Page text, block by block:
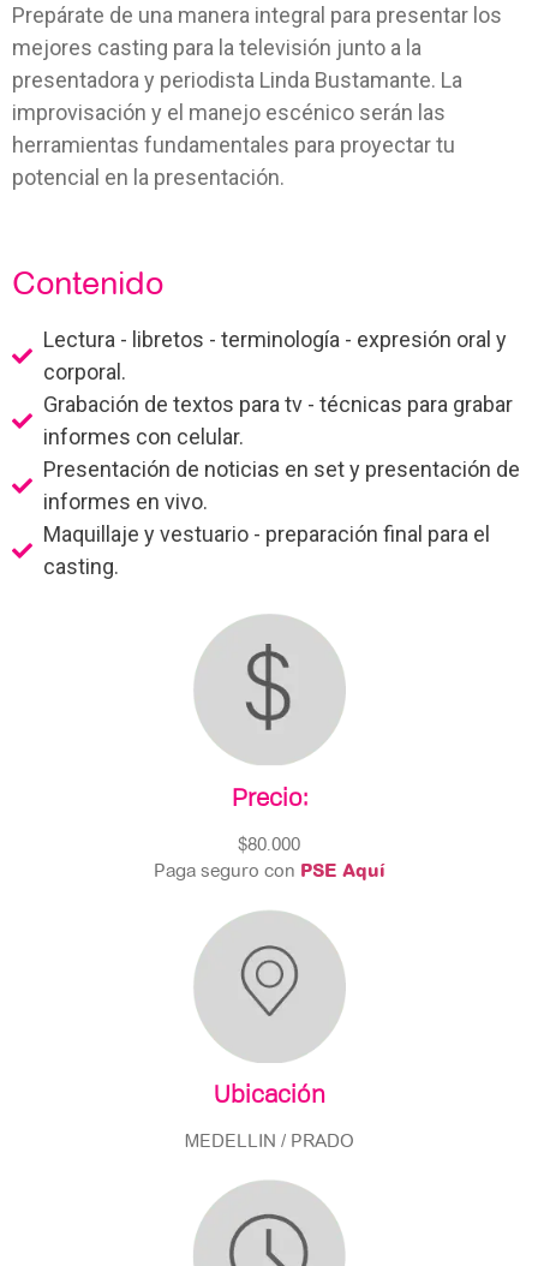
Prepárate de una manera integral para presentar los
mejores casting para la televisión junto a la
presentadora y periodista Linda Bustamante. La
improvisación y el manejo escénico serán las
herramientas fundamentales para proyectar tu
potencial en la presentación.
Contenido
Lectura - libretos - terminología - expresión oral y
corporal.
Grabación de textos para tv - técnicas para grabar
informes con celular.
Presentación de noticias en set y presentación de
informes en vivo.
Maquillaje y vestuario - preparación final para el
casting.
Precio:
$80.000
Paga seguro con PSE Aquí
Ubicación
MEDELLIN / PRADO